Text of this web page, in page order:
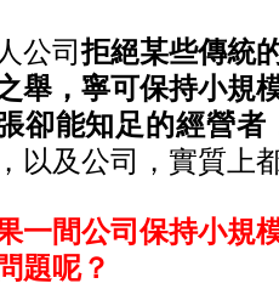
公司拒絕某些傳統
舉，寧可保持小規
卻能知足的經營者
以及公司，實質上
一間公司保持小規
題呢？